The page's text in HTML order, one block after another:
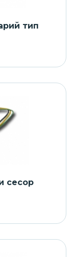
тип
сесор